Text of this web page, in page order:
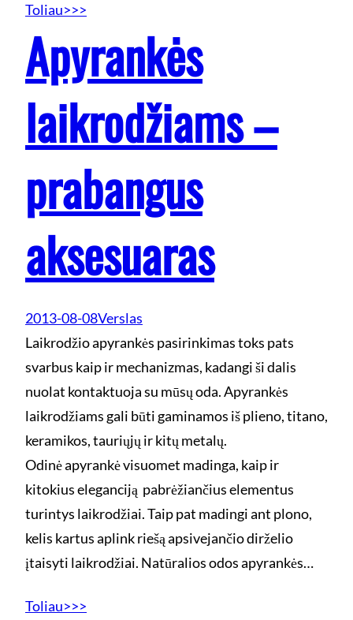
Toliau>>>
Apyrankės
laikrodžiams –
prabangus
aksesuaras
2013-08-08Verslas
Laikrodžio apyrankės pasirinkimas toks pats
svarbus kaip ir mechanizmas, kadangi ši dalis
nuolat kontaktuoja su mūsų oda. Apyrankės
laikrodžiams gali būti gaminamos iš plieno, titano,
keramikos, tauriųjų ir kitų metalų.
Odinė apyrankė visuomet madinga, kaip ir
kitokius eleganciją pabrėžiančius elementus
turintys laikrodžiai. Taip pat madingi ant plono,
kelis kartus aplink riešą apsivejančio dirželio
įtaisyti laikrodžiai. Natūralios odos apyrankės…
Toliau>>>